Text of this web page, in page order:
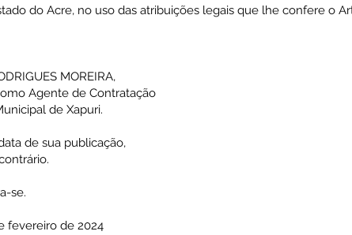
do Acre, no uso das atribuições legais que lhe confere o
MOREIRA,
Agente de Contratação
de Xapuri.
de sua publicação,
se.
fevereiro de 2024